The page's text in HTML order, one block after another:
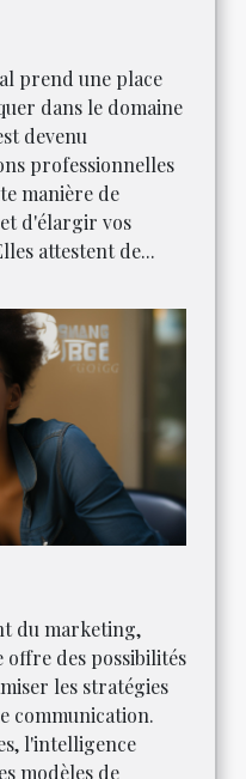
prend une place
dans le domaine
devenu
professionnelles
manière de
d'élargir vos
attestent de...
du marketing,
des possibilités
les stratégies
communication.
l'intelligence
modèles de